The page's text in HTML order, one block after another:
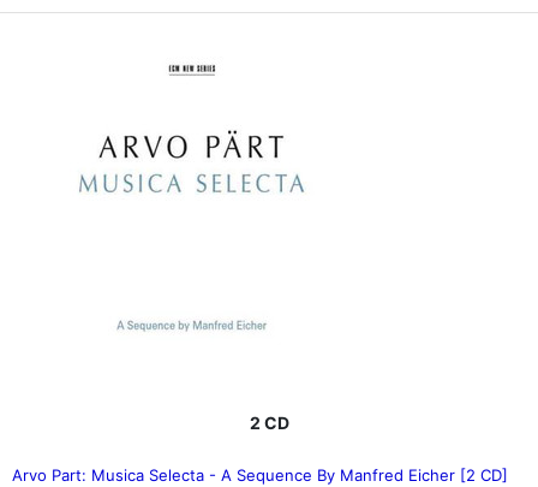
2 CD
Arvo Part: Musica Selecta - A Sequence By Manfred Eicher [2 CD]